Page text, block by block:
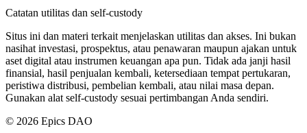
Catatan utilitas dan self-custody
Situs ini dan materi terkait menjelaskan utilitas dan akses. Ini bukan
nasihat investasi, prospektus, atau penawaran maupun ajakan untuk
aset digital atau instrumen keuangan apa pun. Tidak ada janji hasil
finansial, hasil penjualan kembali, ketersediaan tempat pertukaran,
peristiwa distribusi, pembelian kembali, atau nilai masa depan.
Gunakan alat self-custody sesuai pertimbangan Anda sendiri.
© 2026 Epics DAO